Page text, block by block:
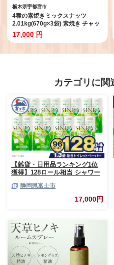
栃木県宇都宮市
4種の素焼きミックスナッツ
2.01kg(670g×3袋) 素焼き チャッ
ク付き 健康 美容 直火焙煎 煎りた
て うさぎや くるみ アーモンド マ
17,000 円
カテゴリに関
【雑貨・日用品ランキング1位
獲得】128ロール相当 シャワー
ー ダブル プレミアムシンラ 96
ロール (12R×8パック) 配達時間
指定可能 1.3倍巻き トイレット
ーパー 人気 おすすめ [sf001-
012]
静岡県富士市
17,000円